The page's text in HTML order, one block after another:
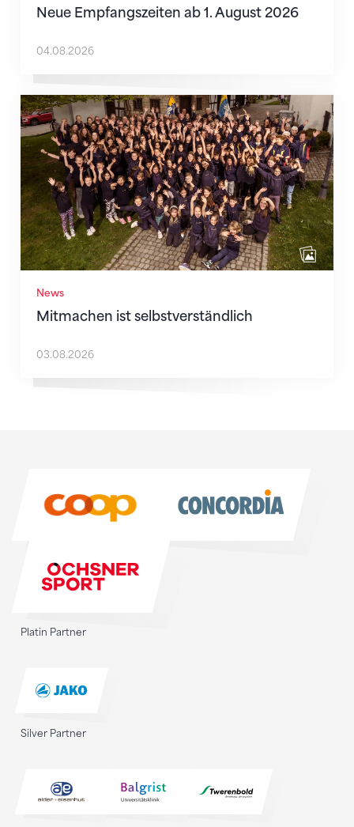
Neue Empfangszeiten ab 1. August 2026
04.08.2026
News
Mitmachen ist selbstverständlich
Mitmachen ist selbstverständlich
03.08.2026
Platin Partner
Silver Partner